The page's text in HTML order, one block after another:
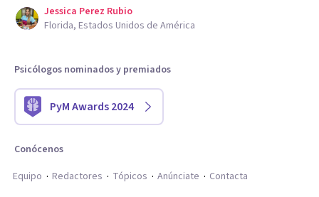
Jessica Perez Rubio
Florida, Estados Unidos de América
Psicólogos nominados y premiados
PyM Awards 2024
Conócenos
Equipo
Redactores Tópicos Anúnciate Contacta